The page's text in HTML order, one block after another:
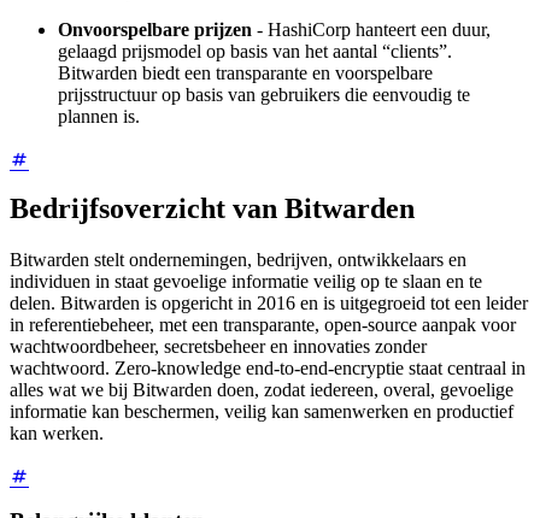
Onvoorspelbare prijzen - HashiCorp hanteert een duur,
gelaagd prijsmodel op basis van het aantal “clients”.
Bitwarden biedt een transparante en voorspelbare
prijsstructuur op basis van gebruikers die eenvoudig te
plannen is.
Bedrijfsoverzicht van Bitwarden
Bitwarden stelt ondernemingen, bedrijven, ontwikkelaars en
individuen in staat gevoelige informatie veilig op te slaan en te
delen. Bitwarden is opgericht in 2016 en is uitgegroeid tot een leider
in referentiebeheer, met een transparante, open-source aanpak voor
wachtwoordbeheer, secretsbeheer en innovaties zonder
wachtwoord. Zero-knowledge end-to-end-encryptie staat centraal in
alles wat we bij Bitwarden doen, zodat iedereen, overal, gevoelige
informatie kan beschermen, veilig kan samenwerken en productief
kan werken.